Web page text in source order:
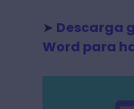
➤ Descarga
Word para